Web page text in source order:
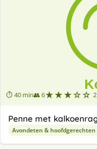
⏱ 40 min👥 6★★★☆☆
Penne met
Avondeten & hoofdgerechten